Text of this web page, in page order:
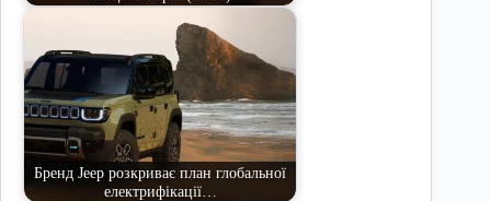
Бренд Jeep розкриває план глобальної
електрифікації…